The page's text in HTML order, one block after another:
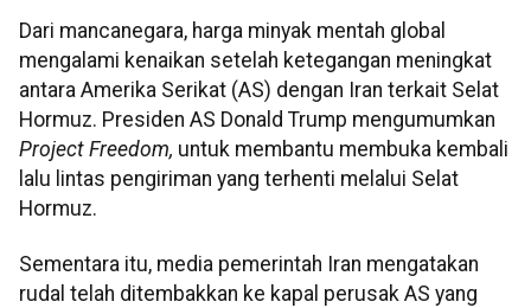
Dari mancanegara, harga minyak mentah global
mengalami kenaikan setelah ketegangan meningkat
antara Amerika Serikat (AS) dengan Iran terkait Selat
Hormuz. Presiden AS Donald Trump mengumumkan
Project Freedom, untuk membantu membuka kembali
lalu lintas pengiriman yang terhenti melalui Selat
Hormuz.
Sementara itu, media pemerintah Iran mengatakan
rudal telah ditembakkan ke kapal perusak AS yang